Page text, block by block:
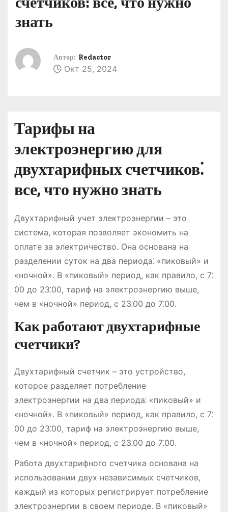
знать
Автор: Redactor
Окт 25, 2024
Тарифы на
электроэнергию для
двухтарифных счетчиков⁚
все, что нужно знать
Двухтарифный учет электроэнергии – это
система, которая позволяет экономить на
оплате за электричество․ Она основана на
разделении суток на два периода⁚ «пиковый» и
«ночной»․ В «пиковый» период, как правило, с 7⁚
00 до 23⁚00, тариф на электроэнергию выше,
чем в «ночной» период, с 23⁚00 до 7⁚00․
Как работают двухтарифные
счетчики?
Двухтарифный счетчик – это устройство,
которое разделяет потребление
электроэнергии на два периода⁚ «пиковый» и
«ночной»․ В «пиковый» период, как правило, с 7⁚
00 до 23⁚00, тариф на электроэнергию выше,
чем в «ночной» период, с 23⁚00 до 7⁚00․
Работа двухтарифного счетчика основана на
использовании двух независимых счетчиков,
каждый из которых регистрирует потребление
электроэнергии в своем периоде․ В «пиковый»